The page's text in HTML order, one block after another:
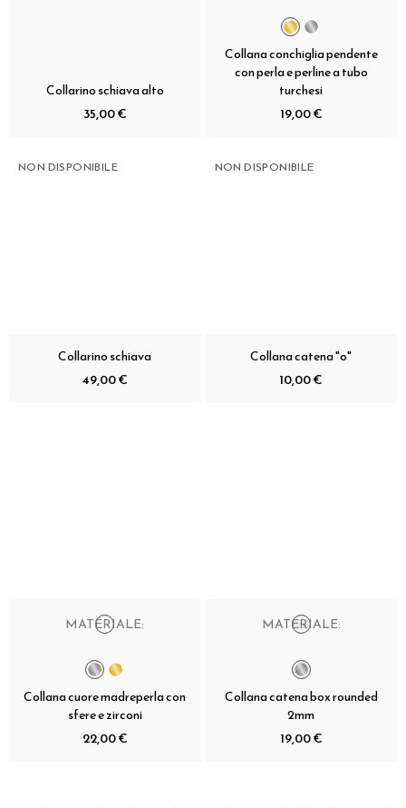
Collarino schiava alto
35,00 €
Collana conchiglia pendente
con perla e perline a tubo
turchesi
19,00 €
NON DISPONIBILE
Collarino schiava
49,00 €
NON DISPONIBILE
Collana catena "o"
10,00 €
MATERIALE:
Collana cuore madreperla con
sfere e zirconi
22,00 €
MATERIALE:
Collana catena box rounded
2mm
19,00 €